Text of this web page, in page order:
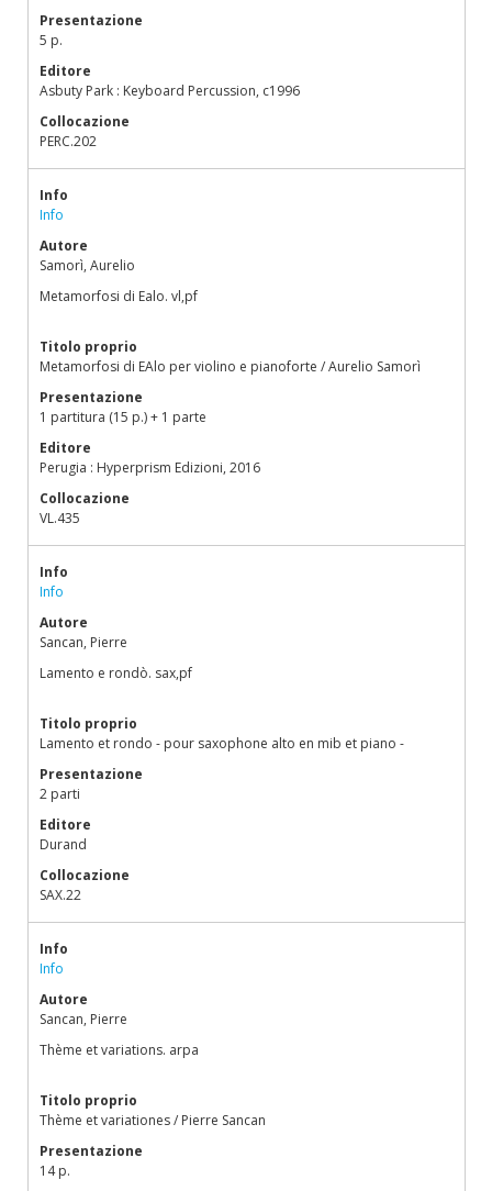
Presentazione
5 p.
Editore
Asbuty Park : Keyboard Percussion, c1996
Collocazione
PERC.202
Info
Info
Autore
Samorì, Aurelio
Metamorfosi di Ealo. vl,pf
Titolo proprio
Metamorfosi di EAlo per violino e pianoforte / Aurelio Samorì
Presentazione
1 partitura (15 p.) + 1 parte
Editore
Perugia : Hyperprism Edizioni, 2016
Collocazione
VL.435
Info
Info
Autore
Sancan, Pierre
Lamento e rondò. sax,pf
Titolo proprio
Lamento et rondo - pour saxophone alto en mib et piano -
Presentazione
2 parti
Editore
Durand
Collocazione
SAX.22
Info
Info
Autore
Sancan, Pierre
Thème et variations. arpa
Titolo proprio
Thème et variationes / Pierre Sancan
Presentazione
14 p.